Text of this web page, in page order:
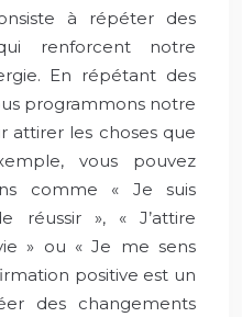
à répéter des
renforcent notre
En répétant des
programmons notre
attirer les choses que
vous pouvez
comme « Je suis
réussir », « J’attire
» ou « Je me sens
positive est un
des changements